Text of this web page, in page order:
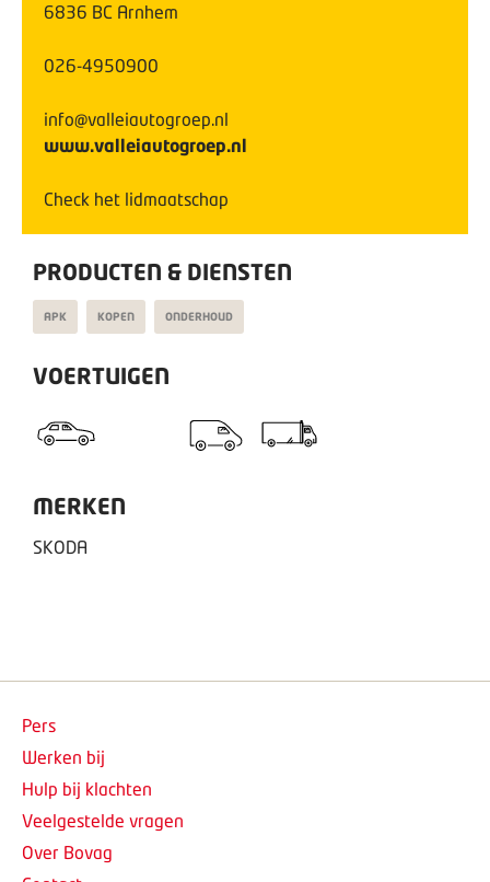
6836 BC Arnhem
026-4950900
info@valleiautogroep.nl
www.valleiautogroep.nl
Check het lidmaatschap
PRODUCTEN & DIENSTEN
APK KOPEN ONDERHOUD
VOERTUIGEN
MERKEN
SKODA
Pers
Werken bij
Hulp bij klachten
Veelgestelde vragen
Over Bovag